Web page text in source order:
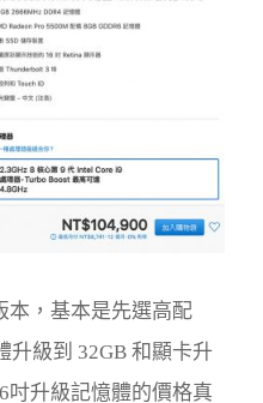
本，基本是先選高配
升級到 32GB 和顯卡升
吋升級記憶體的價格真